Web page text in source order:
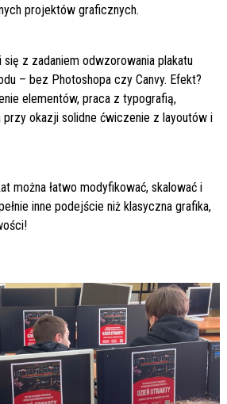
projektów graficznych.
z zadaniem odwzorowania plakatu
– bez Photoshopa czy Canvy. Efekt?
elementów, praca z typografią,
przy okazji solidne ćwiczenie z layoutów i
można łatwo modyfikować, skalować i
inne podejście niż klasyczna grafika,